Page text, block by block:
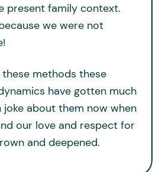
present family context.
we were not
methods these
have gotten much
joke about them now when
our love and respect for
and deepened.